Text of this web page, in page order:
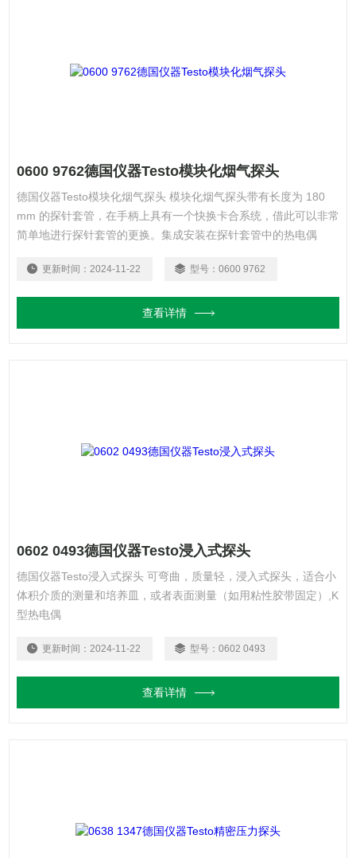
0600 9762德国仪器Testo模块化烟气探头
德国仪器Testo模块化烟气探头 模块化烟气探头带有长度为 180
mm 的探针套管，在手柄上具有一个快换卡合系统，借此可以非常
简单地进行探针套管的更换。集成安装在探针套管中的热电偶
舒适地将烟气路径和温度通道连接在测量仪上。另外，一个过滤芯
更新时间： 2024-11-22 型号： 0600 9762
查看详情
0602 0493德国仪器Testo浸入式探头
德国仪器Testo浸入式探头 可弯曲，质量轻，浸入式探头，适合小
体积介质的测量和培养皿，或者表面测量（如用粘性胶带固定）,K
型热电偶
更新时间： 2024-11-22 型号： 0602 0493
查看详情